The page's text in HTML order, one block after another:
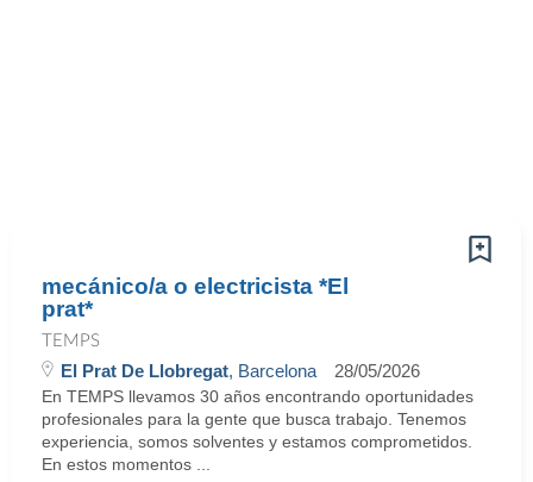
mecánico/a o electricista *El
prat*
TEMPS
El Prat De Llobregat, Barcelona 28/05/2026
En TEMPS llevamos 30 años encontrando oportunidades
profesionales para la gente que busca trabajo. Tenemos
experiencia, somos solventes y estamos comprometidos.
En estos momentos ...